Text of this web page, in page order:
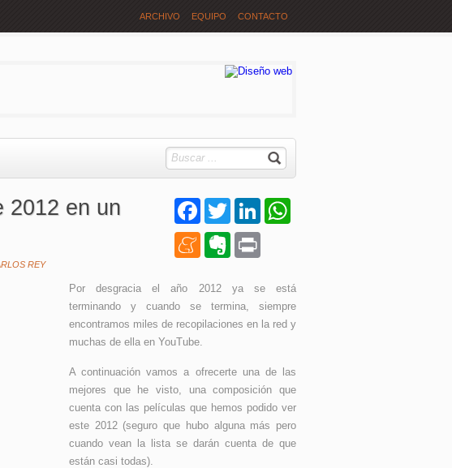
ARCHIVO EQUIPO CONTACTO
FacebookTwitter LinkedIn
MeneameEvernote
2012 en un
REY
Por desgracia el año 2012 ya se está
terminando y cuando se termina, siempre
encontramos miles de recopilaciones en la red y
muchas de ella en YouTube.
A continuación vamos a ofrecerte una de las
mejores que he visto, una composición que
cuenta con las películas que hemos podido ver
este 2012 (seguro que hubo alguna más pero
cuando vean la lista se darán cuenta de que
están casi todas).